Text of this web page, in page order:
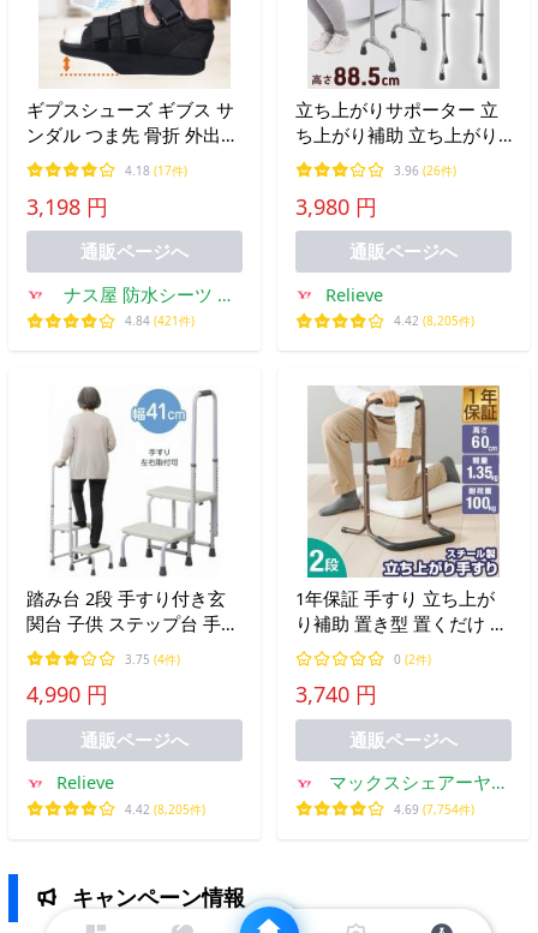
ギプスシューズ ギブス サ
ンダル つま先 骨折 外出
左右兼用 防水カバー付 看
護師監修
4.18 (17件)
3,198 円
通販ページへ
ナス屋 防水シーツ 介
護ズボン ギプスカバー
4.84 (421件)
立ち上がりサポーター 立
ち上がり補助 立ち上がり
補助器具 床から 介護 ベッ
ド 床 手すり 玄関 立ち上
がり手すり 補助手すり 立
ち上がりサポート 高さ
88.5cm
3.96 (26件)
3,980 円
通販ページへ
Relieve
4.42 (8,205件)
踏み台 2段 手すり付き玄
関台 子供 ステップ台 手す
り 屋外 置くだけ 手すり付
き脚立 大掃除 子ども こど
も キッズ トイレ 洗面所
手洗い
3.75 (4件)
4,990 円
通販ページへ
Relieve
4.42 (8,205件)
1年保証 手すり 立ち上が
り補助 置き型 置くだけ 2
段/60cm 単品 玄関 トイレ
ベッド 介護用手すり サポ
ート 補助器具 立ち座り 工
事不要 手摺 床 送料無料
0 (2件)
3,740 円
通販ページへ
マックスシェアーヤフ
ー店
4.69 (7,754件)
キャンペーン情報